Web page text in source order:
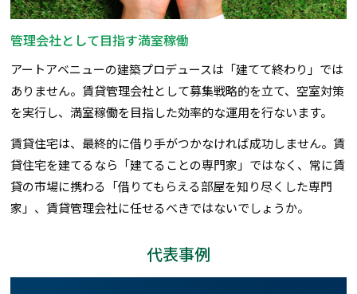
管理会社として目指す満室稼働
アートアベニューの建築プロデュースは「建てて終わり」では
ありません。賃貸管理会社として募集戦略的を立て、空室対策
を実行し、満室稼働を目指した効率的な運用を行ないます。
賃貸住宅は、最終的に借り手がつかなければ成功しません。賃
貸住宅を建てるなら「建てることの専門家」ではなく、常に賃
貸の市場に携わる「借りてもらえる部屋を知り尽くした専門
家」、賃貸管理会社に任せるべきではないでしょうか。
代表事例